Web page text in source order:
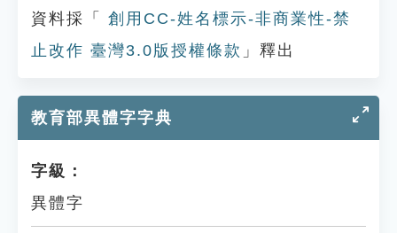
資料採「
創用CC-姓名標示-非商業性-禁
止改作 臺灣3.0版授權條款 」釋出
教育部異體字字典
字級：
異體字